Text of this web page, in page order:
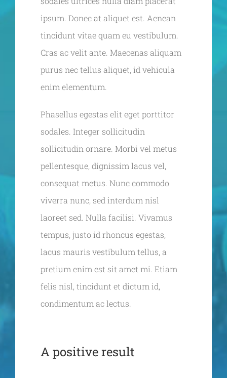
ipsum. Donec at aliquet est. Aenean
tincidunt vitae quam eu vestibulum.
Cras ac velit ante. Maecenas aliquam
purus nec tellus aliquet, id vehicula
enim elementum.
Phasellus egestas elit eget porttitor
sodales. Integer sollicitudin
sollicitudin ornare. Morbi vel metus
pellentesque, dignissim lacus vel,
consequat metus. Nunc commodo
viverra nunc, sed interdum nisl
laoreet sed. Nulla facilisi. Vivamus
tempus, justo id rhoncus egestas,
lacus mauris vestibulum tellus, a
pretium enim est sit amet mi. Etiam
felis nisl, tincidunt et dictum id,
condimentum ac lectus.
A positive result